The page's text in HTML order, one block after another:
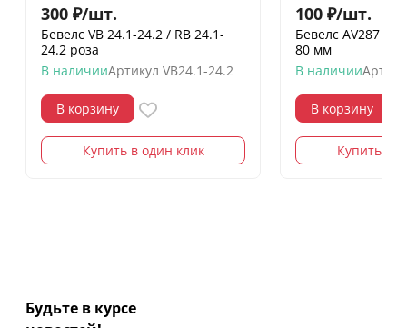
300 ₽/шт.
Бевелс VB 24.1-24.2 / RB 24.1-
24.2 роза
В наличииАртикул VB24.1-24.2
В корзину
Купить в один клик
100 ₽/шт.
Бевелс AV287 (4
80 мм
В наличии
В корзину
Купить в
Будьте в курсе